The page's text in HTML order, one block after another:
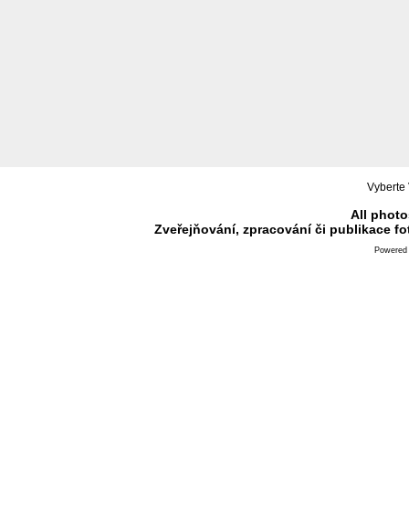
Vyberte
All
Zveřejňování, zpracování či publikace